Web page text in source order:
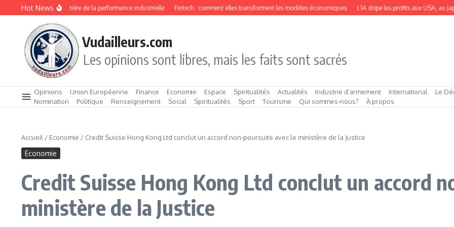
Aller au contenu
Hot News
: la nouvelle frontière de la performance industrielle Fintech : comment elles transforment les modèles économiques L’IA dope les profits aux USA, au Japon
Vudailleurs.com
Les opinions sont libres, mais les faits sont sacrés
Opinions Union Européenne Finance Economie Espace Spiritualités Actualités Industrie d’armement International
Le
Nomination
Politique Renseignement Social Spiritualités Sport Tourisme Qui sommes‑nous? À propos
Accueil / Economie / Credit Suisse Hong Kong Ltd conclut un accord non-poursuite avec le ministère de la Justice
Economie
Credit Suisse Hong Kong Ltd conclut un accord
ministère de la Justice